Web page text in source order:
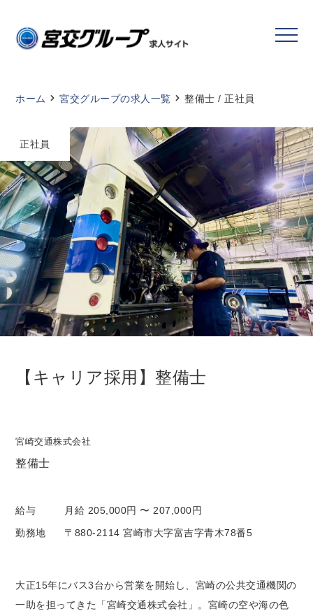
ホーム 宮交グループの求人一覧 整備士 / 正社員
正社員
【キャリア採用】整備士
宮崎交通株式会社
整備士
給与
月給 205,000円 〜 207,000円
勤務地
〒880-2114 宮崎市大字富吉字青木78番5
大正15年にバス3台から営業を開始し、宮崎の公共交通機関の
一助を担ってきた「宮崎交通株式会社」。宮崎の空や海の色